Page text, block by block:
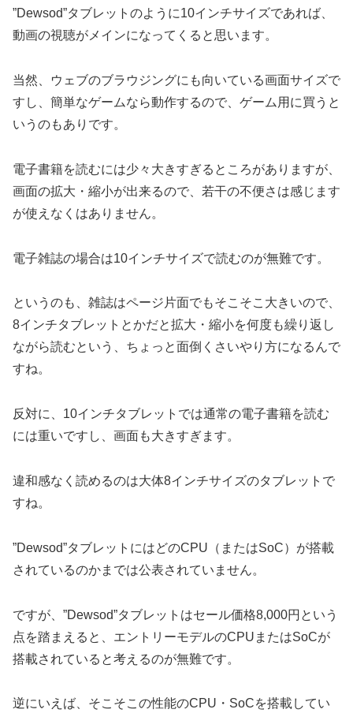
”Dewsod”タブレットのように10インチサイズであれば、
動画の視聴がメインになってくると思います。
当然、ウェブのブラウジングにも向いている画面サイズで
すし、簡単なゲームなら動作するので、ゲーム用に買うと
いうのもありです。
電子書籍を読むには少々大きすぎるところがありますが、
画面の拡大・縮小が出来るので、若干の不便さは感じます
が使えなくはありません。
電子雑誌の場合は10インチサイズで読むのが無難です。
というのも、雑誌はページ片面でもそこそこ大きいので、
8インチタブレットとかだと拡大・縮小を何度も繰り返し
ながら読むという、ちょっと面倒くさいやり方になるんで
すね。
反対に、10インチタブレットでは通常の電子書籍を読む
には重いですし、画面も大きすぎます。
違和感なく読めるのは大体8インチサイズのタブレットで
すね。
”Dewsod”タブレットにはどのCPU（またはSoC）が搭載
されているのかまでは公表されていません。
ですが、”Dewsod”タブレットはセール価格8,000円という
点を踏まえると、エントリーモデルのCPUまたはSoCが
搭載されていると考えるのが無難です。
逆にいえば、そこそこの性能のCPU・SoCを搭載してい